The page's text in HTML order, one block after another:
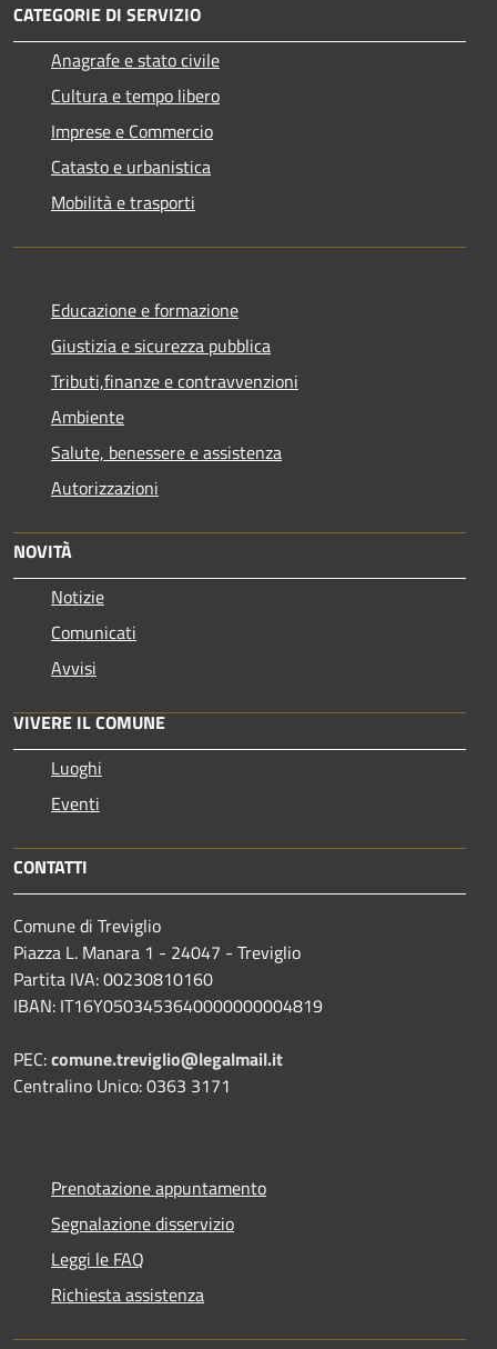
CATEGORIE DI SERVIZIO
Anagrafe e stato civile
Cultura e tempo libero
Imprese e Commercio
Catasto e urbanistica
Mobilità e trasporti
Educazione e formazione
Giustizia e sicurezza pubblica
Tributi,finanze e contravvenzioni
Ambiente
Salute, benessere e assistenza
Autorizzazioni
NOVITÀ
Notizie
Comunicati
Avvisi
VIVERE IL COMUNE
Luoghi
Eventi
CONTATTI
Comune di Treviglio
Piazza L. Manara 1 - 24047 - Treviglio
Partita IVA: 00230810160
IBAN: IT16Y0503453640000000004819
PEC:comune.treviglio@legalmail.it
Centralino Unico: 0363 3171
Prenotazione appuntamento
Segnalazione disservizio
Leggi le FAQ
Richiesta assistenza